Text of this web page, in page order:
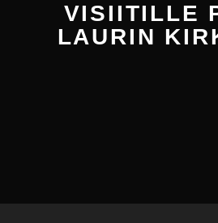
VISIITILLE
LAURIN